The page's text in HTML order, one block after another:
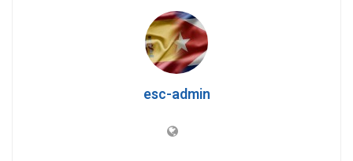
esc-admin